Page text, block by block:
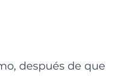
después de que